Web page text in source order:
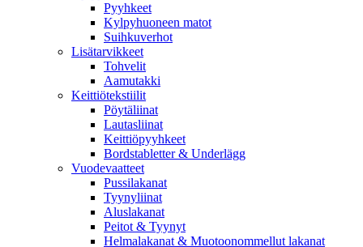
Pyyhkeet
Kylpyhuoneen matot
Suihkuverhot
Lisätarvikkeet
Tohvelit
Aamutakki
Keittiötekstiilit
Pöytäliinat
Lautasliinat
Keittiöpyyhkeet
Bordstabletter & Underlägg
Vuodevaatteet
Pussilakanat
Tyynyliinat
Aluslakanat
Peitot & Tyynyt
Helmalakanat & Muotoonommellut lakanat